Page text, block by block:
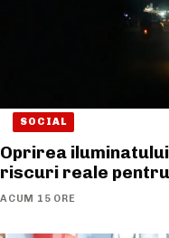
SOCIAL
Oprirea
riscuri reale
ACUM 15 ORE